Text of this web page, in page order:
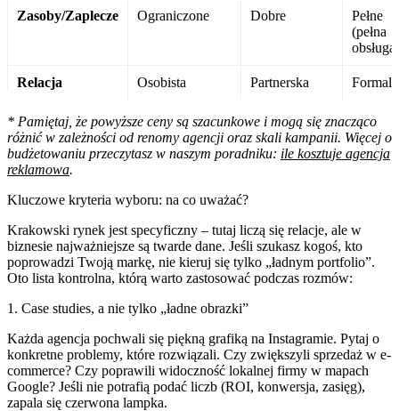
Zasoby/Zaplecze Ograniczone Dobre
Pełne
(pełna
obsługa)
Relacja Osobista Partnerska
* Pamiętaj, że powyższe ceny są szacunkowe i mogą się znacząco
różnić w zależności od renomy agencji oraz skali kampanii. Więcej o
budżetowaniu przeczytasz w naszym poradniku: ile kosztuje agencja
reklamowa.
Kluczowe kryteria wyboru: na co uważać?
Krakowski rynek jest specyficzny – tutaj liczą się relacje, ale w
biznesie najważniejsze są twarde dane. Jeśli szukasz kogoś, kto
poprowadzi Twoją markę, nie kieruj się tylko „ładnym portfolio”.
Oto lista kontrolna, którą warto zastosować podczas rozmów:
1. Case studies, a nie tylko „ładne obrazki”
Każda agencja pochwali się piękną grafiką na Instagramie. Pytaj o
konkretne problemy, które rozwiązali. Czy zwiększyli sprzedaż w e-
commerce? Czy poprawili widoczność lokalnej firmy w mapach
Google? Jeśli nie potrafią podać liczb (ROI, konwersja, zasięg),
zapala się czerwona lampka.